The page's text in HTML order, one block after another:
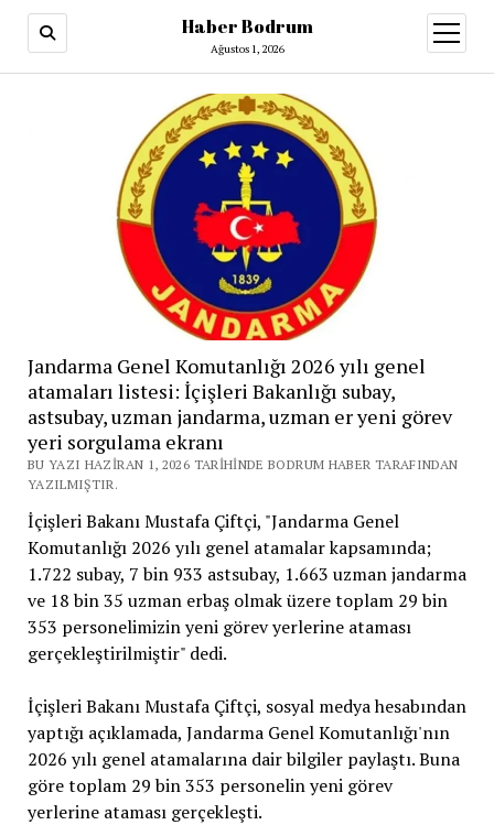
Haber Bodrum
Ağustos 1, 2026
aç
Jandarma Genel Komutanlığı 2026 yılı genel
atamaları listesi: İçişleri Bakanlığı subay,
astsubay, uzman jandarma, uzman er yeni görev
yeri sorgulama ekranı
BU YAZI HAZIRAN 1, 2026 TARIHINDE BODRUM HABER TARAFINDAN
YAZILMIŞTIR.
İçişleri Bakanı Mustafa Çiftçi, "Jandarma Genel
Komutanlığı 2026 yılı genel atamalar kapsamında;
1.722 subay, 7 bin 933 astsubay, 1.663 uzman jandarma
ve 18 bin 35 uzman erbaş olmak üzere toplam 29 bin
353 personelimizin yeni görev yerlerine ataması
gerçekleştirilmiştir" dedi.
İçişleri Bakanı Mustafa Çiftçi, sosyal medya hesabından
yaptığı açıklamada, Jandarma Genel Komutanlığı'nın
2026 yılı genel atamalarına dair bilgiler paylaştı. Buna
göre toplam 29 bin 353 personelin yeni görev
yerlerine ataması gerçekleşti.